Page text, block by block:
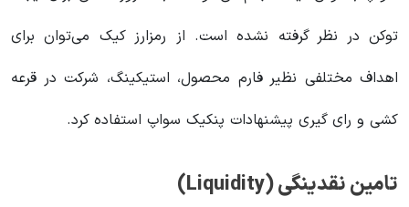
توکن در نظر گرفته نشده است‌. از رمزارز کیک می‌توان برای
اهداف مختلفی نظیر فارم محصول، استیکینگ، شرکت در قرعه
کشی و رای گیری پیشنهادات پنکیک سواپ استفاده کرد.
تامین نقدینگی (Liquidity)